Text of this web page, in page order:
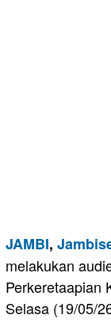
JAMBI,
melakukan
Perkeretaapian
Selasa (19/05/